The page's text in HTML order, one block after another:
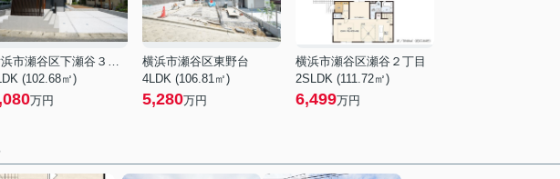
横浜市瀬谷区下瀬谷３丁目
(102.68㎡)
万円
横浜市瀬谷区東野台
4LDK (106.81㎡)
5,280万円
横浜市瀬谷区瀬谷２丁目
2SLDK (111.72㎡)
6,499万円